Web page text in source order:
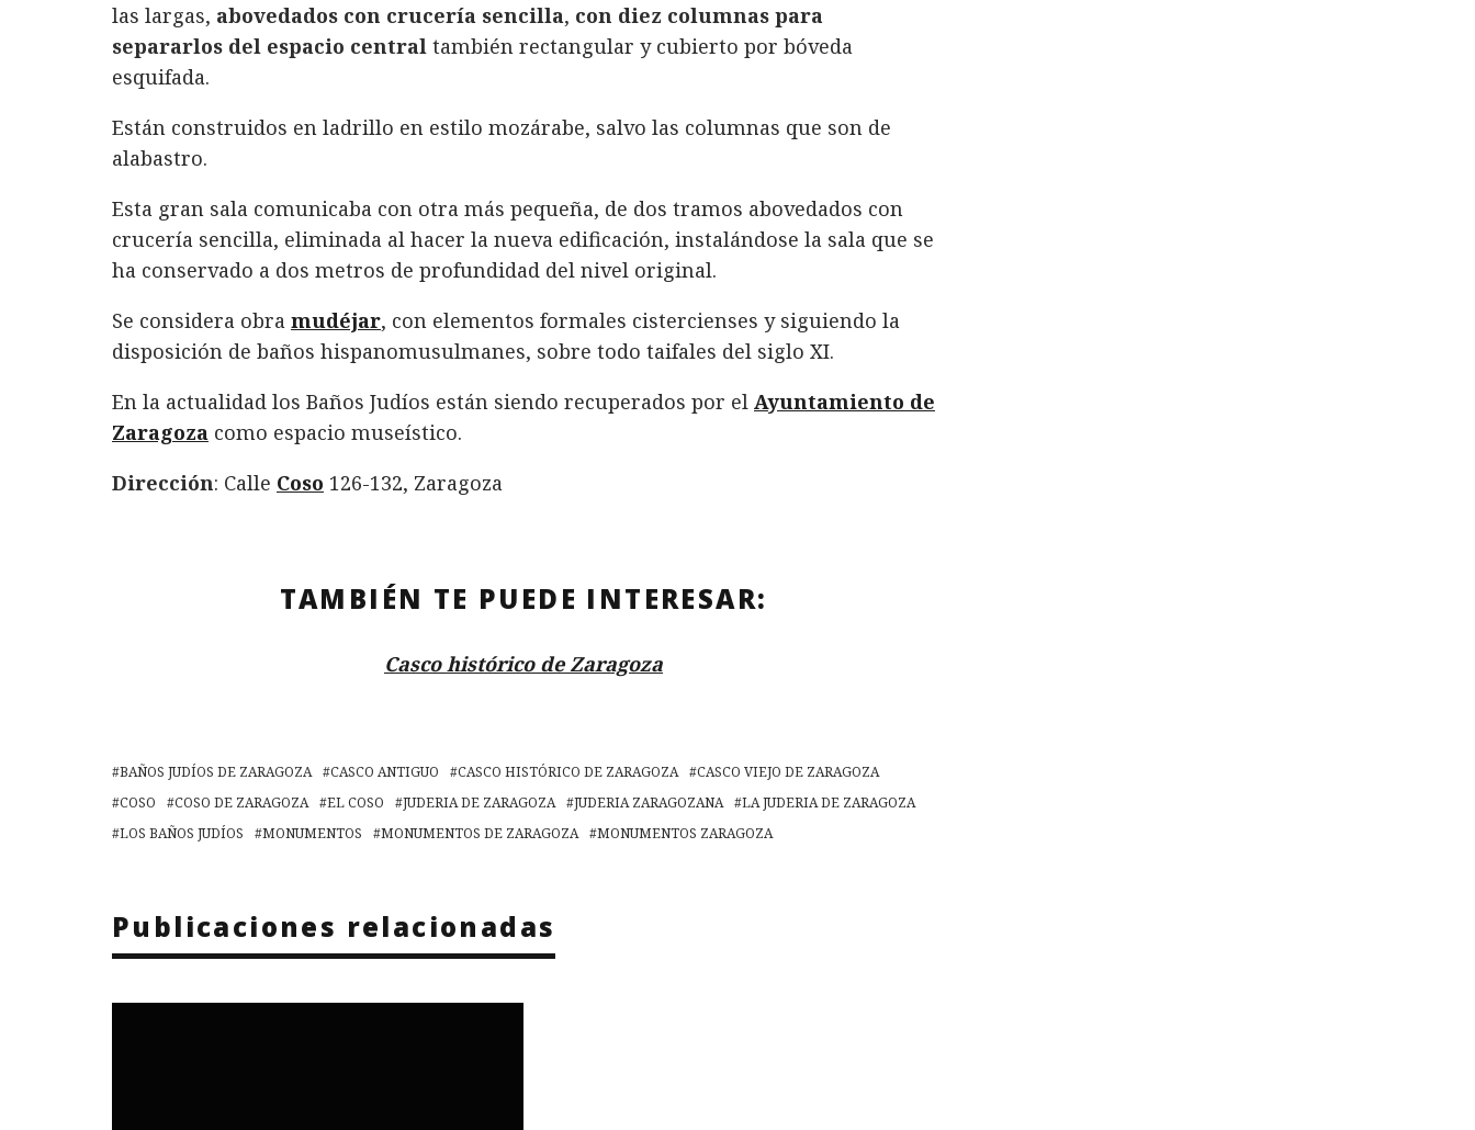
las largas, abovedados con crucería sencilla, con diez columnas para
separarlos del espacio central también rectangular y cubierto por bóveda
esquifada.
Están construidos en ladrillo en estilo mozárabe, salvo las columnas que son de
alabastro.
Esta gran sala comunicaba con otra más pequeña, de dos tramos abovedados con
crucería sencilla, eliminada al hacer la nueva edificación, instalándose la sala que se
ha conservado a dos metros de profundidad del nivel original.
Se considera obra mudéjar, con elementos formales cistercienses y siguiendo la
disposición de baños hispanomusulmanes, sobre todo taifales del siglo XI.
En la actualidad los Baños Judíos están siendo recuperados por el Ayuntamiento de
Zaragoza como espacio museístico.
Dirección: Calle Coso 126-132, Zaragoza
TAMBIÉN TE PUEDE INTERESAR:
Casco histórico de Zaragoza
BAÑOS JUDÍOS DE ZARAGOZA CASCO ANTIGUO CASCO HISTÓRICO DE ZARAGOZA
CASCO VIEJO DE ZARAGOZA
COSO
COSO DE ZARAGOZA EL COSO JUDERIA DE ZARAGOZA JUDERIA ZARAGOZANA
LA JUDERIA DE ZARAGOZA
LOS BAÑOS JUDÍOS
MONUMENTOS MONUMENTOS DE ZARAGOZA MONUMENTOS ZARAGOZA
Publicaciones relacionadas